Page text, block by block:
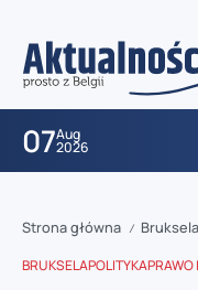
07Aug
2026
Strona główna / Bruksela
BRUKSELAPOLITYKAPRAWO